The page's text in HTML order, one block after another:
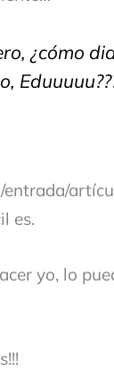
¿cómo
entrada/
es.
yo, lo